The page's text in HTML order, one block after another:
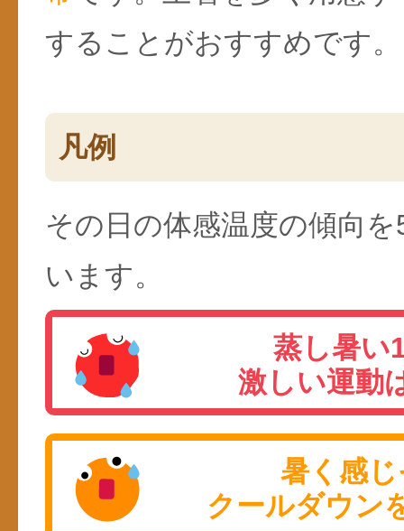
することがおすすめです。
凡例
その日の体感温度の傾向
います。